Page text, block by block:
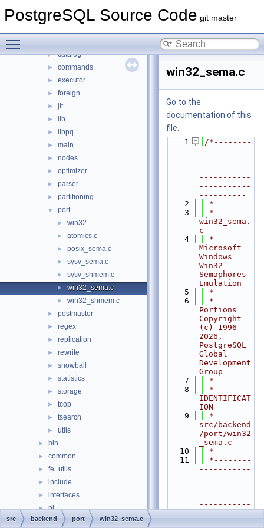
PostgreSQL Source Code git master
► archive
► catalog
► commands
► executor
► foreign
► jit
► lib
► libpq
► main
► nodes
► optimizer
► parser
► partitioning
▼ port
► win32
► atomics.c
► posix_sema.c
► sysv_sema.c
► sysv_shmem.c
► win32_sema.c
► win32_shmem.c
► postmaster
► regex
► replication
► rewrite
► snowball
► statistics
► storage
► tcop
► tsearch
► utils
► bin
► common
► fe_utils
► include
► interfaces
► pl
► port
win32_sema.c
Go to the
documentation of this
file.
    1
/*--------
-----------
-----------
-----------
-----------
-----------
----------
    2
*
    3
*
win32_sema.
c
    4
*
Microsoft
Windows
Win32
Semaphores
Emulation
    5
*
    6
*
Portions
Copyright
(c) 1996-
2026,
PostgreSQL
Global
Development
Group
    7
*
    8
*
IDENTIFICAT
ION
    9
*
src/backend
/port/win32
_sema.c
   10
*
   11
*--------
-----------
-----------
-----------
-----------
-----------
src backend port win32_sema.c